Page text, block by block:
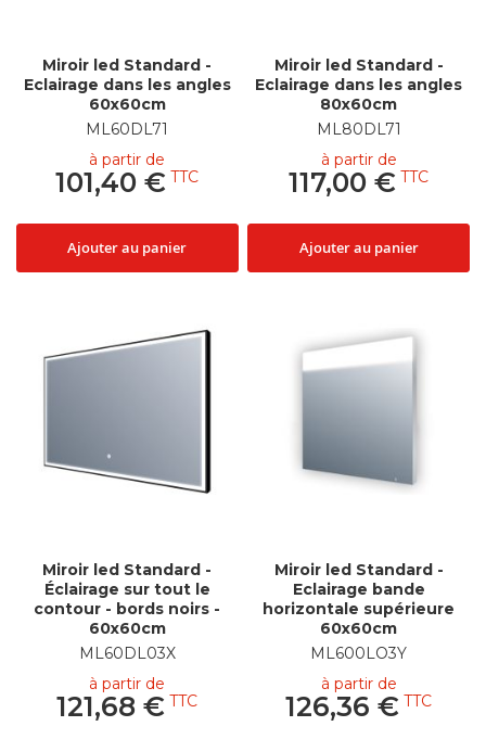
Miroir led Standard -
Eclairage dans les angles
60x60cm
ML60DL71
à partir de
101,40 €
Ajouter au panier
Miroir led Standard -
Eclairage dans les angles
80x60cm
ML80DL71
à partir de
117,00 €
Ajouter au panier
Miroir led Standard -
Éclairage sur tout le
contour - bords noirs -
60x60cm
ML60DL03X
à partir de
121,68 €
Miroir led Standard -
Eclairage bande
horizontale supérieure
60x60cm
ML600LO3Y
à partir de
126,36 €